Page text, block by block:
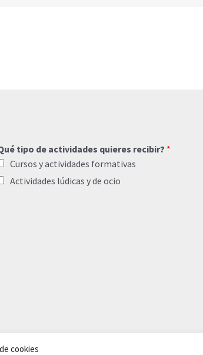
cookies
tipo de actividades quieres recibir? *
Cursos y actividades formativas
Actividades lúdicas y de ocio